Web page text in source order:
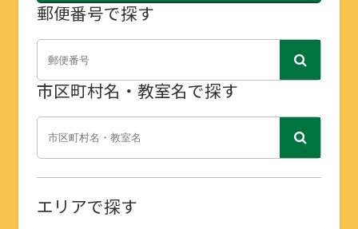
郵便番号で探す
市区町村名・教室名で探す
エリアで探す